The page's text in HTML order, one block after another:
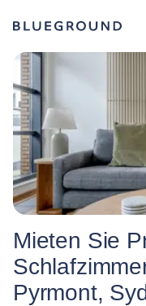
Mieten Sie
Pyrmont,